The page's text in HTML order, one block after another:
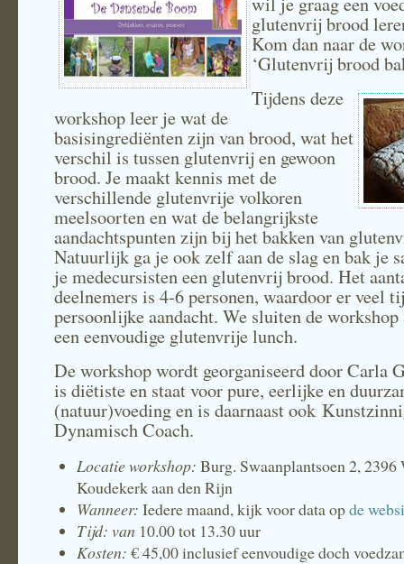
glutenvrij brood
Kom dan naar de
‘Glutenvrij brood
Tijdens deze
workshop leer je wat de
basisingrediënten zijn van brood, wat het
verschil is tussen glutenvrij en gewoon
brood. Je maakt kennis met de
verschillende glutenvrije volkoren
meelsoorten en wat de belangrijkste
aandachtspunten zijn bij het bakken van
Natuurlijk ga je ook zelf aan de slag en bak je
je medecursisten een glutenvrij brood. Het
deelnemers is 4-6 personen, waardoor er veel
persoonlijke aandacht. We sluiten de
een eenvoudige glutenvrije lunch.
De workshop wordt georganiseerd door Carla
is diëtiste en staat voor pure, eerlijke en
(natuur)voeding en is daarnaast ook
Dynamisch Coach.
Locatie workshop: Burg. Swaanplantsoen 2, 2396
Koudekerk aan den Rijn
Wanneer: Iedere maand, kijk voor data opde
Tijd: van 10.00 tot 13.30 uur
Kosten: € 45,00 inclusief eenvoudige doch